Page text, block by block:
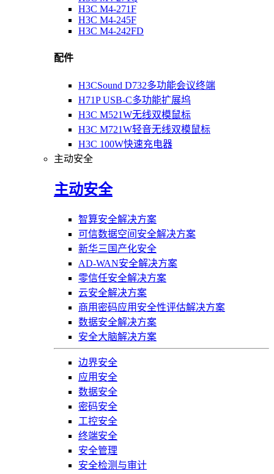
H3C M4-271F
H3C M4-245F
H3C M4-242FD
配件
H3CSound D732多功能会议终端
H71P USB-C多功能扩展坞
H3C M521W无线双模鼠标
H3C M721W轻音无线双模鼠标
H3C 100W快速充电器
主动安全
主动安全
智算安全解决方案
可信数据空间安全解决方案
新华三国产化安全
AD-WAN安全解决方案
零信任安全解决方案
云安全解决方案
商用密码应用安全性评估解决方案
数据安全解决方案
安全大脑解决方案
边界安全
应用安全
数据安全
密码安全
工控安全
终端安全
安全管理
安全检测与审计